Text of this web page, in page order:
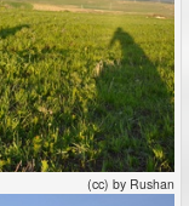
(cc) by Rushan